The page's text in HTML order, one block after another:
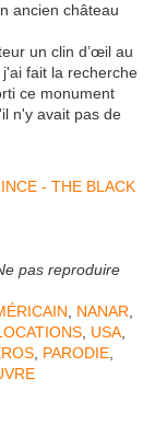
ancien château
un clin d’œil au
fait la recherche
ce monument
n'y avait pas de
pas reproduire
NANAR
, USA,
PARODIE